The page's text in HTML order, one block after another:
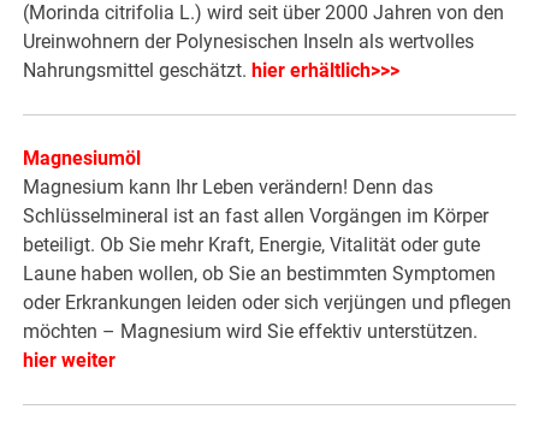
(Morinda citrifolia L.) wird seit über 2000 Jahren von den
Ureinwohnern der Polynesischen Inseln als wertvolles
Nahrungsmittel geschätzt. hier erhältlich>>>
Magnesiumöl
Magnesium kann Ihr Leben verändern! Denn das
Schlüsselmineral ist an fast allen Vorgängen im Körper
beteiligt. Ob Sie mehr Kraft, Energie, Vitalität oder gute
Laune haben wollen, ob Sie an bestimmten Symptomen
oder Erkrankungen leiden oder sich verjüngen und pflegen
möchten – Magnesium wird Sie effektiv unterstützen.
hier weiter